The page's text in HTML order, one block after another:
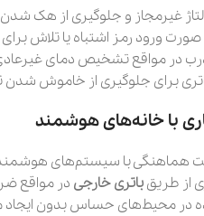
غیرمجاز و جلوگیری از هک
ورود رمز اشتباه یا تلاش
در مواقع تشخیص دمای
برای جلوگیری از خاموش شدن
هماهنگی با سیستم‌های
از طریقباتری خارجی در مواقع
در محیط‌های حساس بدون